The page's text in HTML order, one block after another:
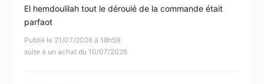
Publié le 21/07/2026 à 18h59
suite à un achat du 10/07/2026
El hemdoulilah tout le déroulé de la commande était
parfaot